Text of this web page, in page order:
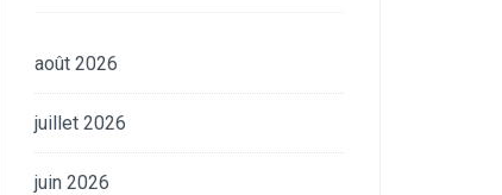
août 2026
juillet 2026
juin 2026